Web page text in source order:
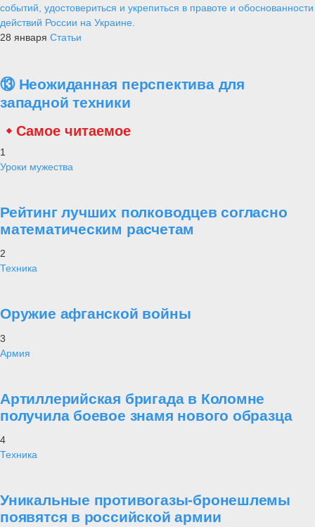
событий, удостовериться и укрепиться в правоте и обоснованности
действий России на Украине.
28 января Статьи
⑬ Неожиданная перспектива для
западной техники
Самое читаемое
1
Уроки мужества
Рейтинг лучших полководцев согласно
математическим расчетам
2
Техника
Оружие афганской войны
3
Армия
Артиллерийская бригада в Коломне
получила боевое знамя нового образца
4
Техника
Уникальные противогазы-бронешлемы
появятся в российской армии